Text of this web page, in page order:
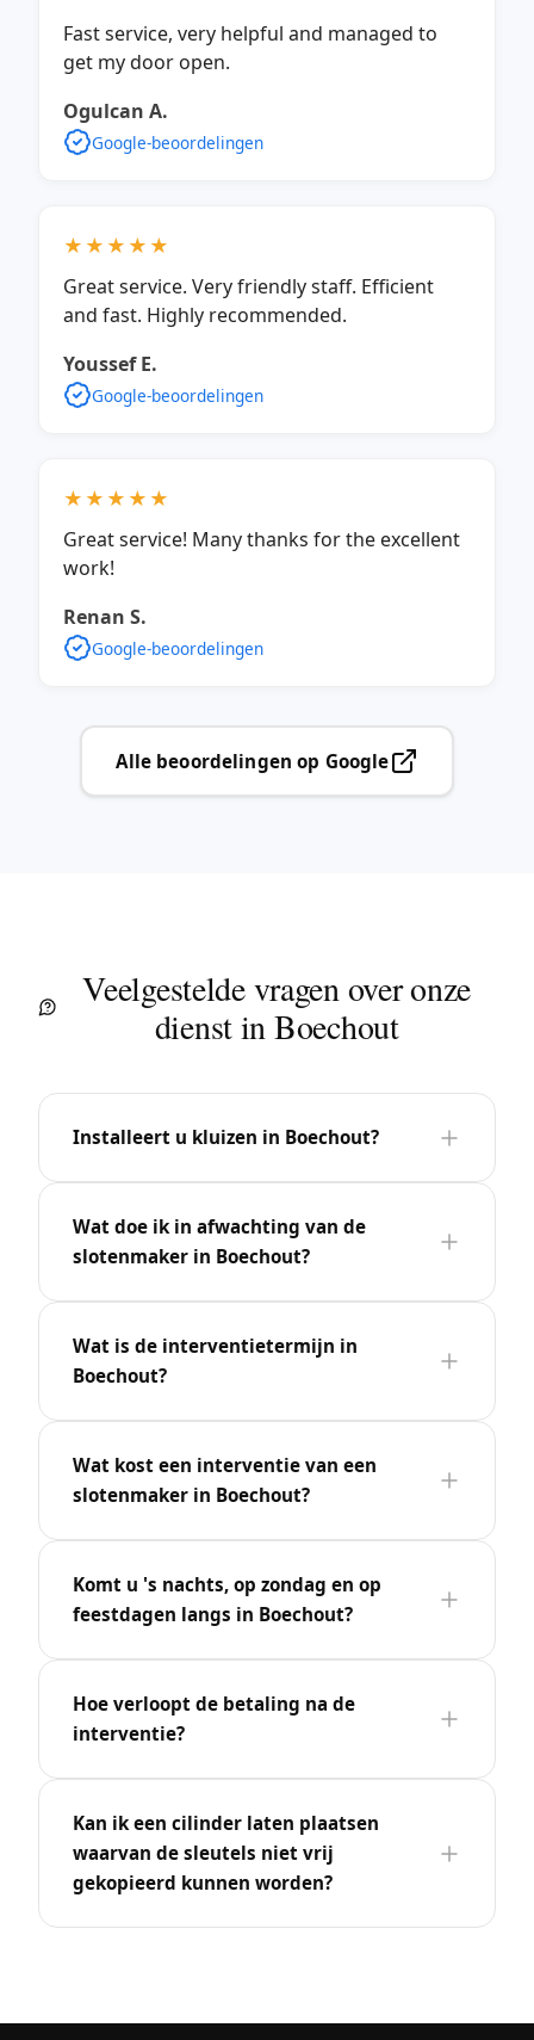
Fast service, very helpful and managed to
get my door open.
Ogulcan A.
Google-beoordelingen
★★★★★
Great service. Very friendly staff. Efficient
and fast. Highly recommended.
Youssef E.
Google-beoordelingen
★★★★★
Great service! Many thanks for the excellent
work!
Renan S.
Google-beoordelingen
Alle beoordelingen op Google
Veelgestelde vragen over onze
dienst in Boechout
Installeert u kluizen in Boechout?
Wat doe ik in afwachting van de
slotenmaker in Boechout?
Wat is de interventietermijn in
Boechout?
Wat kost een interventie van een
slotenmaker in Boechout?
Komt u 's nachts, op zondag en op
feestdagen langs in Boechout?
Hoe verloopt de betaling na de
interventie?
Kan ik een cilinder laten plaatsen
waarvan de sleutels niet vrij
gekopieerd kunnen worden?